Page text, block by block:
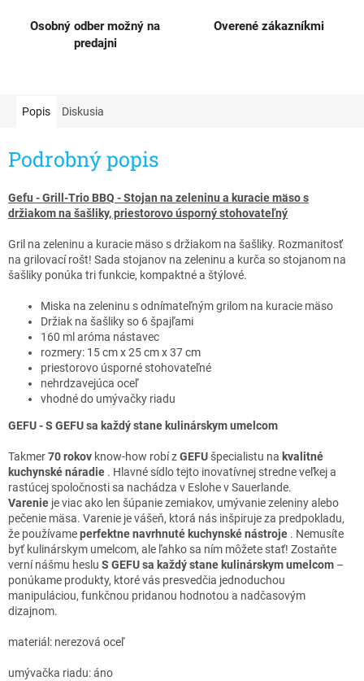
Osobný odber možný na
predajni
Overené zákazníkmi
Popis Diskusia
Podrobný popis
Gefu - Grill-Trio BBQ - Stojan na zeleninu a kuracie mäso s
držiakom na šašliky, priestorovo úsporný stohovateľný
Gril na zeleninu a kuracie mäso s držiakom na šašliky. Rozmanitosť
na grilovací rošt! Sada stojanov na zeleninu a kurča so stojanom na
šašliky ponúka tri funkcie, kompaktné a štýlové.
Miska na zeleninu s odnímateľným grilom na kuracie mäso
Držiak na šašliky so 6 špajľami
160 ml aróma nástavec
rozmery: 15 cm x25 cm x37 cm
priestorovo úsporné stohovateľné
nehrdzavejúca oceľ
vhodné do umývačky riadu
GEFU -S GEFU sa každý stane kulinárskym umelcom
Takmer70 rokov know-how robí zGEFU špecialistu na kvalitné
kuchynské náradie . Hlavné sídlo tejto inovatívnej stredne veľkej a
rastúcej spoločnosti sa nachádza v Eslohe v Sauerlande.
Varenie je viac ako len šúpanie zemiakov, umývanie zeleniny alebo
pečenie mäsa. Varenie je vášeň, ktorá nás inšpiruje za predpokladu,
že používameperfektne navrhnuté kuchynské nástroje . Nemusíte
byť kulinárskym umelcom, ale ľahko sa ním môžete stať! Zostaňte
verní nášmu heslu S GEFU sa každý stane kulinárskym umelcom –
ponúkame produkty, ktoré vás presvedčia jednoduchou
manipuláciou, funkčnou pridanou hodnotou a nadčasovým
dizajnom.
materiál: nerezová oceľ
umývačka riadu: áno